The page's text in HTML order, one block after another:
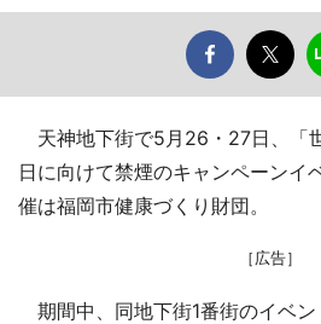
天神地下街で5月26・27日、「
日に向けて禁煙のキャンペーンイ
催は福岡市健康づくり財団。
［広告］
期間中、同地下街1番街のイベ